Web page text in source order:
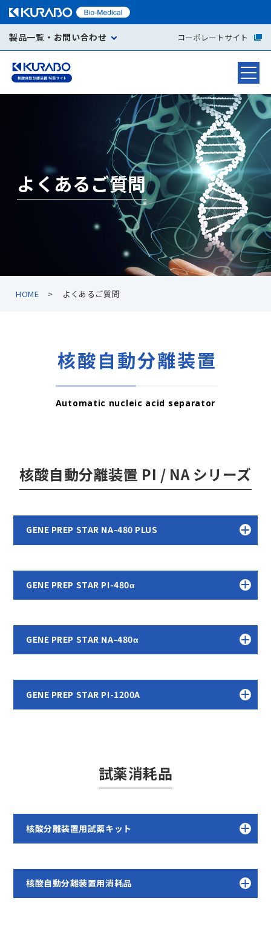
製品一覧・お問い合わせ コーポレートサイト
よくあるご質問
HOME よくあるご質問
核酸自動分離装置
Automatic nucleic acid separator
核酸自動分離装置 PI / NA シリーズ
GENE PREP STAR NA-480 PLUS
GENE PREP STAR PI-480α
GENE PREP STAR NA-480α
GENE PREP STAR PI-1200A
試薬消耗品
核酸分離装置用試薬キット
核酸自動分離装置用消耗品